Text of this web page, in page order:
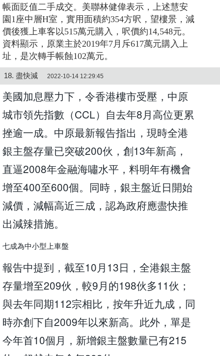
帳面貶值二手成交。美聯林健偉表示，上述慧安
園1座中層H室，實用面積約354方呎，望樓景，減
價後獲上車客以515萬元購入，呎價約14,548元。
資料顯示，原業主於2019年7月斥617萬元購入上
址，是次轉手帳蝕102萬元。
18. 盡快減 2022-10-14 12:29:45
美國加息壓力下，令香港樓市受壓，中原
城市領先指數（CCL）自去年8月高位更累
挫逾一成。中原最新報告指出，現時全港
銀主盤存量已突破200伙，創13年新高，
直逼2008年金融海嘯水平，料明年有機會
增至400至600個。同時，銀主盤近日開始
減價，減幅高近三成，認為政府應盡快推
出減辣措施。
七成為中小型上車盤
報告中提到，截至10月13日，全港銀主盤
存量增至209伙，較9月的198伙多11伙；
與去年同期112宗相比，按年升近九成，同
時亦創下自2009年以來新高。此外，單是
今年首10個月，新增銀主盤數量已有215